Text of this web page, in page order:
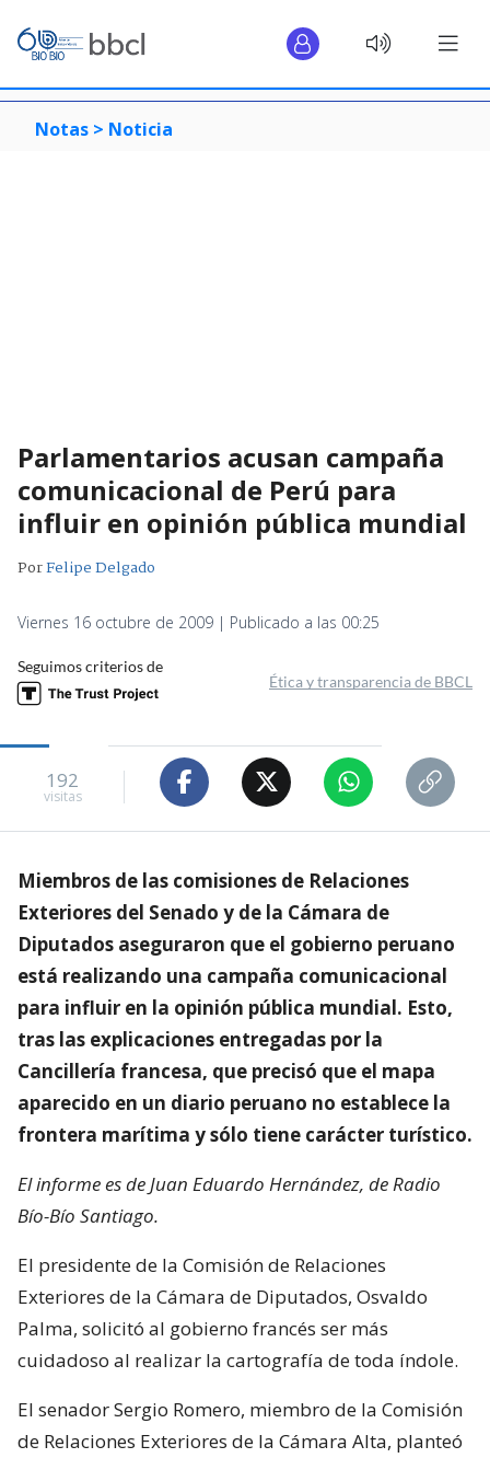
Notas > Noticia
Parlamentarios acusan campaña
comunicacional de Perú para
influir en opinión pública mundial
PorFelipe Delgado
Viernes 16 octubre de 2009 | Publicado a las 00:25
Seguimos criterios de
Ética y transparencia de BBCL
192
visitas
Miembros de las comisiones de Relaciones
Exteriores del Senado y de la Cámara de
Diputados aseguraron que el gobierno peruano
está realizando una campaña comunicacional
para influir en la opinión pública mundial. Esto,
tras las explicaciones entregadas por la
Cancillería francesa, que precisó que el mapa
aparecido en un diario peruano no establece la
frontera marítima y sólo tiene carácter turístico.
El informe es de Juan Eduardo Hernández, de Radio
Bío-Bío Santiago.
El presidente de la Comisión de Relaciones
Exteriores de la Cámara de Diputados, Osvaldo
Palma, solicitó al gobierno francés ser más
cuidadoso al realizar la cartografía de toda índole.
El senador Sergio Romero, miembro de la Comisión
de Relaciones Exteriores de la Cámara Alta, planteó